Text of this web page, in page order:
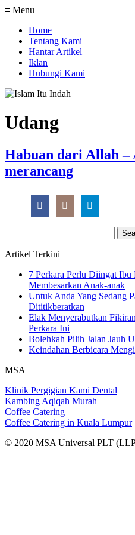
≡ Menu
Home
Tentang Kami
Hantar Artikel
Iklan
Hubungi Kami
Udang
Habuan dari Allah –
merancang
for:
Artikel Terkini
7 Perkara Perlu Diingat Ibu
Membesarkan Anak-anak
Untuk Anda Yang Sedang
Dititikberatkan
Elak Menyerabutkan
Perkara Ini
Bolehkah Pilih Jalan Jauh
Keindahan Berbicara
MSA
Klinik Pergigian Kami Dental
Kambing Aqiqah Murah
Coffee Catering
Coffee Catering in Kuala Lumpur
© 2020 MSA Universal PLT